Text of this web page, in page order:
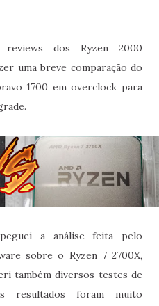
dos Ryzen 2000
uma breve comparação do
1700 em overclock para
a análise feita pelo
sobre o Ryzen 7 2700X,
também diversos testes de
resultados foram muito